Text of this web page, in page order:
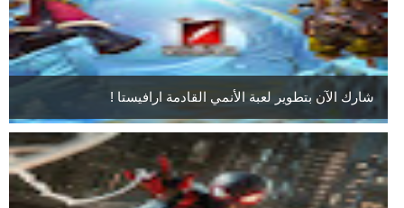
شارك الآن بتطوير لعبة الأنمي القادمة ارافيستا !